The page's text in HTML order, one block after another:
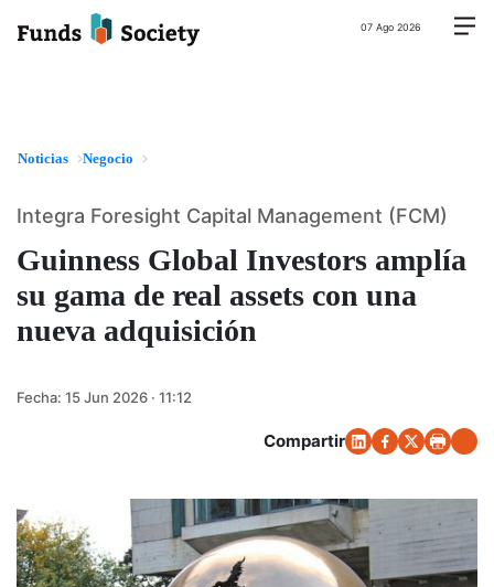
07 Ago 2026
Noticias Negocio
Guinness Global Investors amplía
su gama de real assets con una
nueva adquisición
Integra Foresight Capital Management (FCM)
Fecha: 15 Jun 2026 · 11:12
Compartir